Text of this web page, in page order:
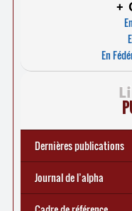
+
En
Dernières publications
Réforme des
d’une exclusion
🎬 L’alpha populaire :
Statistiques 2025 sur
Journal de l’alpha 241
écrire demain
... Tous les articles
Journal de l’alpha